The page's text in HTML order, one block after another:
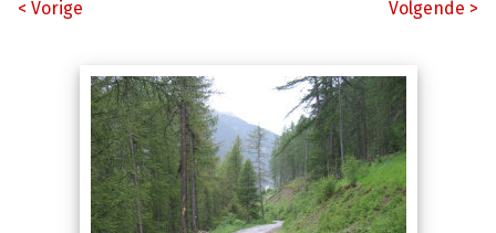
< Vorige
Volgende >